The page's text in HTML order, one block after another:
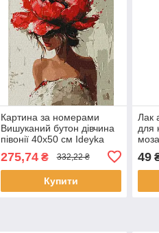
Картина за номерами
Вишуканий бутон дівчина
півонії 40х50 см Ideyka
275,74₴ 332,22 ₴
Купити
Лак
для
49